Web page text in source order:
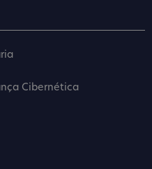
Cibernética